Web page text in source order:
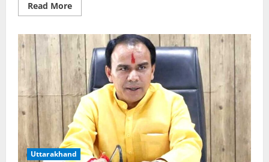
Read MoreRead
more
डेटा
सेंटर
पर
फिर
साइबर
खतरा,
‘बहरूपिया
वायरस’
से
सरकारी
डेटा
पर
सेंध
की
आशंका
Uttarakhand